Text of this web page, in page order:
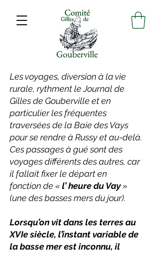
Les voyages, diversion à la vie
rurale, rythment le Journal de
Gilles de Gouberville et en
particulier les fréquentes
traversées de la Baie des Vays
pour se rendre à Russy et au-delà.
Ces passages à gué sont des
voyages différents des autres, car
il fallait fixer le départ en
fonction de «l’ heure du Vay»
(une des basses mers du jour).
Lorsqu’on vit dans les terres au
XVIe siècle, l’instant variable de
la basse mer est inconnu, il